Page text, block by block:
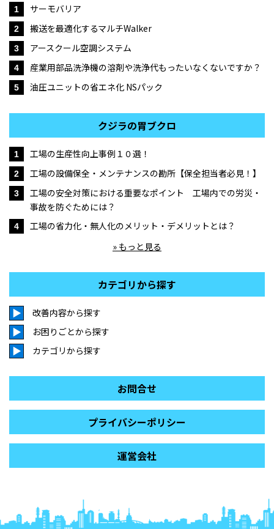
1 サーモバリア
2 搬送を最適化するマルチWalker
3 アースクール空調システム
4 産業用部品洗浄機の溶剤や洗浄代もったいなくないですか？
5 油圧ユニットの省エネ化 NSパック
クジラの胃ブクロ
1 工場の生産性向上事例１０選！
2 工場の設備保全・メンテナンスの勘所【保全担当者必見！】
3
工場の安全対策における重要なポイント 工場内での労災・
事故を防ぐためには？
4
工場の省力化・無人化のメリット・デメリットとは？
» もっと見る
カテゴリから探す
改善内容から探す
お困りごとから探す
カテゴリから探す
お問合せ
プライバシーポリシー
運営会社